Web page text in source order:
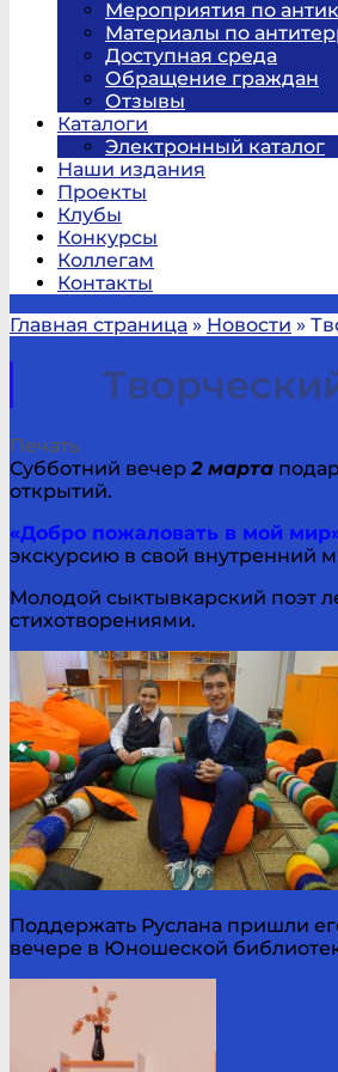
Мероприятия по
Материалы по
Доступная среда
Обращение граждан
Отзывы
Каталоги
Электронный каталог
Наши издания
Проекты
Клубы
Конкурсы
Коллегам
Контакты
Главная страница » Новости »
Печать
Субботний вечер2 марта
открытий.
«Добро пожаловать в мой
экскурсию в свой внутренний
Молодой сыктывкарский поэт
стихотворениями.
Поддержать Руслана пришли
вечере в Юношеской